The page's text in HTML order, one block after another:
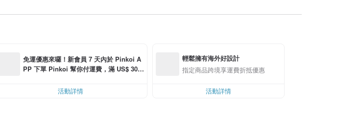
免運優惠來囉！新會員 7 天內於 Pinkoi A
PP 下單 Pinkoi 幫你付運費，滿 US$ 30.0
活動詳情
輕鬆擁有海外好設計
指定商品跨境享運費折抵優惠
活動詳情